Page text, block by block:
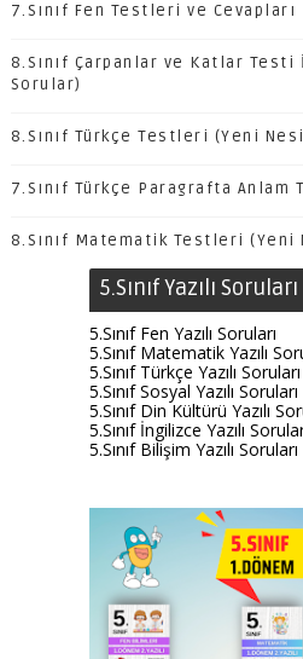
7.Sınıf Fen Testleri ve Cevapları
8.Sınıf Çarpanlar ve Katlar Testi
Sorular)
8.Sınıf Türkçe Testleri (Yeni
7.Sınıf Türkçe Paragrafta Anlam
8.Sınıf Matematik Testleri (Yeni
5.Sınıf Yazılı Soruları
5.Sınıf Fen Yazılı Soruları
5.Sınıf Matematik Yazılı
5.Sınıf Türkçe Yazılı Soruları
5.Sınıf Sosyal Yazılı Soruları
5.Sınıf Din Kültürü Yazılı
5.Sınıf İngilizce Yazılı
5.Sınıf Bilişim Yazılı Soruları